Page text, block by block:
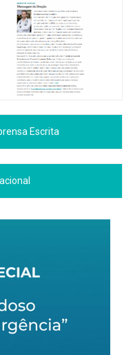
Escrita